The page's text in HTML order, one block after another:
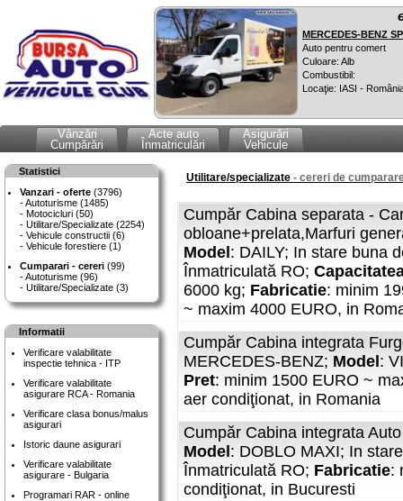
MERCEDES-BENZ
Auto pentru comert
Culoare: Alb
Combustibil:
Locaţie: IASI -
Vânzări
Cumpărări
Acte auto
Înmatriculări
Asigurări
Vehicule
Statistici
Vanzari - oferte (3796)
Autoturisme (1485)
Motocicluri (50)
Utilitare/Specializate (2254)
Vehicule constructii (6)
Vehicule forestiere (1)
Cumparari - cereri (99)
Autoturisme (96)
Utilitare/Specializate (3)
Informatii
Verificare valabilitate
inspectie tehnica - ITP
Verificare valabilitate
asigurare RCA - Romania
Verificare clasa bonus/malus
asigurari
Istoric daune asigurari
Verificare valabilitate
asigurare - Bulgaria
Programari RAR - online
Utilitare/specializate - cereri de
Cumpăr Cabina separata -
obloane+prelata,Marfuri
Model : DAILY; In stare buna
Înmatriculată RO;
6000 kg; Fabricatie: minim
~ maxim 4000 EURO, in
Cumpăr Cabina integrata
MERCEDES-BENZ; Model :
Pret: minim 1500 EURO ~
aer condiţionat, in Romania
Cumpăr Cabina integrata
Model : DOBLO MAXI; In
Înmatriculată RO; Fabricatie:
condiţionat, in Bucuresti